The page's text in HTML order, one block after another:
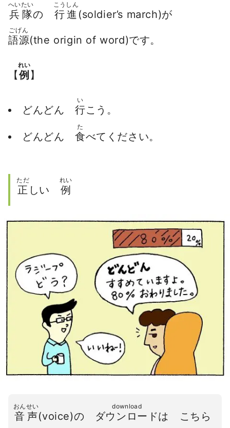
兵隊
へいたい
の 行進
こうしん
(soldier’s march)が
語源
ごげん
(the origin of word)です。
【例
れい
】
どんどん 行
い
こう。
どんどん 食
た
べてください。
正
ただ
しい 例
れい
音声
おんせい
(voice)の ダウンロード
download
は こちら